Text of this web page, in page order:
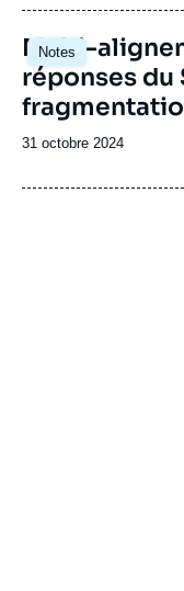
publication
Notes
Image
principale
Multi-
réponses du
Date
publication
31 octobre 2024